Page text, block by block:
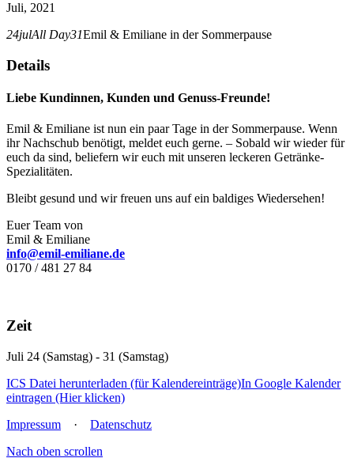
Juli, 2021
24julAll Day31Emil & Emiliane in der Sommerpause
Details
Liebe Kundinnen, Kunden und Genuss-Freunde!
Emil & Emiliane ist nun ein paar Tage in der Sommerpause. Wenn
ihr Nachschub benötigt, meldet euch gerne. – Sobald wir wieder für
euch da sind, beliefern wir euch mit unseren leckeren Getränke-
Spezialitäten.
Bleibt gesund und wir freuen uns auf ein baldiges Wiedersehen!
Euer Team von
Emil & Emiliane
info@emil-emiliane.de
0170 / 481 27 84
Zeit
Juli 24 (Samstag) - 31 (Samstag)
ICS Datei herunterladen (für Kalendereinträge)In Google Kalender
eintragen (Hier klicken)
Impressum · Datenschutz
Nach oben scrollen